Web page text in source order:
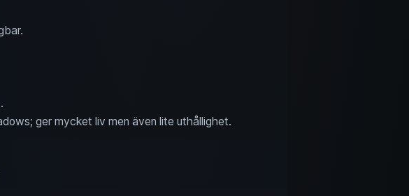
ger mycket liv men även lite uthållighet.